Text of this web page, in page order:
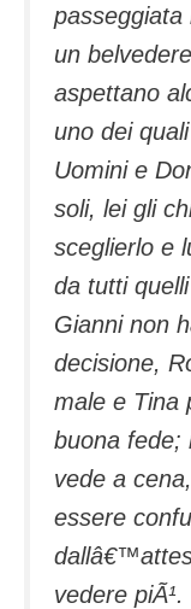
passeggiata
un
aspettano
uno dei
Uomini e
soli, lei gli
sceglierlo e
da tutti
Gianni non
decisione,
male e Tina
buona
vede a
essere
vedere